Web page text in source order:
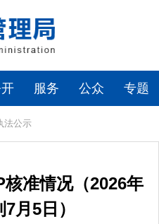
服务 公众 专题
法公示
准情况（2026年
月5日）